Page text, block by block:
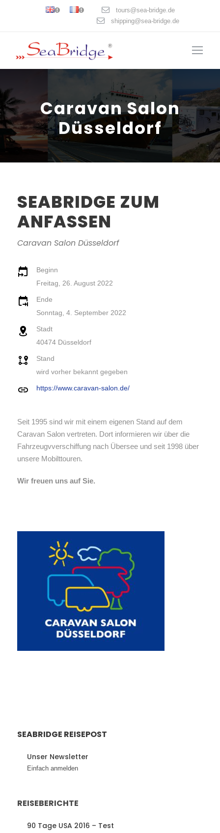
tours@sea-bridge.de
shipping@sea-bridge.de
Caravan Salon
Düsseldorf
SEABRIDGE ZUM
ANFASSEN
Caravan Salon Düsseldorf
Beginn
Freitag, 26. August 2022
Ende
Sonntag, 4. September 2022
Stadt
40474 Düsseldorf
Stand
wird vorher bekannt gegeben
https://www.caravan-salon.de/
Seit 1995 sind wir mit einem eigenen Stand auf dem
Caravan Salon vertreten. Dort informieren wir über die
Fahrzeugvverschiffung nach Übersee und seit 1998 über
unsere Mobilttouren.
Wir freuen uns auf Sie.
SEABRIDGE REISEPOST
Unser Newsletter
Einfach anmelden
REISEBERICHTE
90 Tage USA 2016 – Test